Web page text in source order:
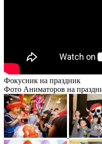
Фокусник на праздник
Фото Аниматоров на